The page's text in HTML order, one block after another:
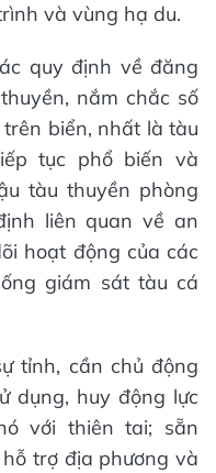
và vùng hạ du.
quy định về đăng
nắm chắc số
biển, nhất là tàu
tục phổ biến và
tàu thuyền phòng
liên quan về an
hoạt động của các
giám sát tàu cá
tỉnh, cần chủ động
dụng, huy động lực
với thiên tai; sẵn
trợ địa phương và